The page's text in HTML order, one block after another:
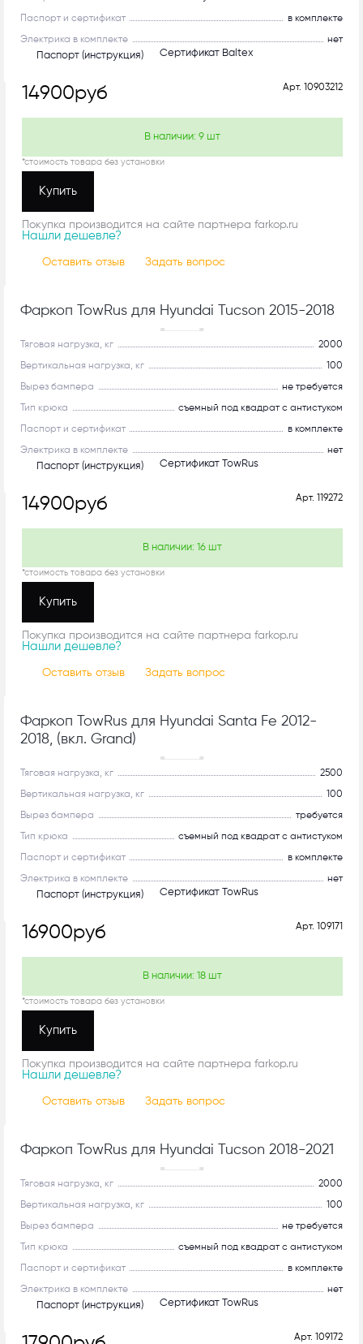
Паспорт и сертификат в комплекте
Электрика в комплекте нет
Паспорт (инструкция) Сертификат Baltex
Арт. 10903212
14900руб
В наличии: 9 шт
*стоимость товара без установки
Купить
Покупка производится на сайте партнера farkop.ru
Нашли дешевле?
Оставить отзыв Задать вопрос
Фаркоп TowRus для Hyundai Tucson 2015-2018
С системой антистук!
Тяговая нагрузка, кг 2000
Вертикальная нагрузка, кг 100
Вырез бампера не требуется
Тип крюка съемный под квадрат с антистуком
Паспорт и сертификат в комплекте
Электрика в комплекте нет
Паспорт (инструкция) Сертификат TowRus
Арт. 119272
14900руб
В наличии: 16 шт
*стоимость товара без установки
Купить
Покупка производится на сайте партнера farkop.ru
Нашли дешевле?
Оставить отзыв Задать вопрос
Фаркоп TowRus для Hyundai Santa Fe 2012-
2018, (вкл. Grand)
С системой антистук!
Тяговая нагрузка, кг 2500
Вертикальная нагрузка, кг 100
Вырез бампера требуется
Тип крюка съемный под квадрат с антистуком
Паспорт и сертификат в комплекте
Электрика в комплекте нет
Паспорт (инструкция) Сертификат TowRus
Арт. 109171
16900руб
В наличии: 18 шт
*стоимость товара без установки
Купить
Покупка производится на сайте партнера farkop.ru
Нашли дешевле?
Оставить отзыв Задать вопрос
Фаркоп TowRus для Hyundai Tucson 2018-2021
С системой антистук!
Тяговая нагрузка, кг 2000
Вертикальная нагрузка, кг 100
Вырез бампера не требуется
Тип крюка съемный под квадрат с антистуком
Паспорт и сертификат в комплекте
Электрика в комплекте нет
Паспорт (инструкция) Сертификат TowRus
Арт. 109172